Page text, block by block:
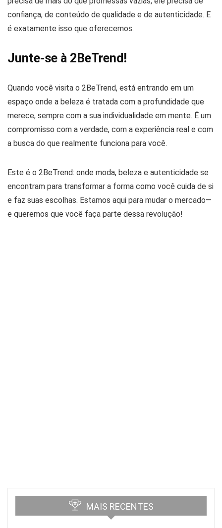
confiança, de conteúdo de qualidade e de autenticidade. E
é exatamente isso que oferecemos.
Junte-se à 2BeTrend!
Quando você visita o 2BeTrend, está entrando em um
espaço onde a beleza é tratada com a profundidade que
merece, sempre com a sua individualidade em mente. É um
compromisso com a verdade, com a experiência real e com
a busca do que realmente funciona para você.
Este é o 2BeTrend: onde moda, beleza e autenticidade se
encontram para transformar a forma como você cuida de si
e faz suas escolhas. Estamos aqui para mudar o mercado—
e queremos que você faça parte dessa revolução!
MAIS RECENTES